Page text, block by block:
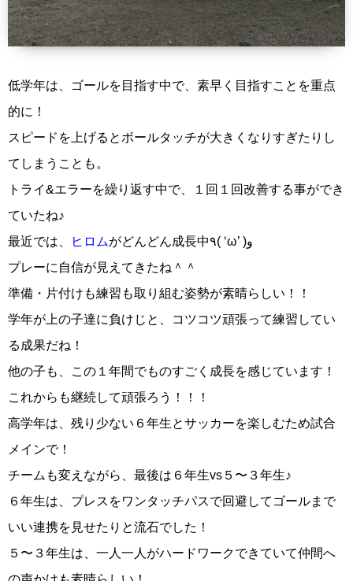
低学年は、ゴールを目指す中で、素早く目指すことを重点
的に！
スピードを上げるとボールタッチが大きくなりすぎたりし
てしまうことも。
トライ&エラーを繰り返す中で、１回１回改善する事ができ
ていたね♪
最近では、
ヒロム
がどんどん成長中٩( ‘ω’ )و
プレーに自信が見えてきたね＾＾
準備・片付けも練習も取り組む姿勢が素晴らしい！！
学年が上の子達に負けじと、コツコツ頑張って練習してい
る成果だね！
他の子も、この１年間でものすごく成長を感じています！
これからも継続して頑張ろう！！！
高学年は、残り少ない６年生とサッカーを楽しむため試合
メインで！
チームも変えながら、最後は６年生vs５〜３年生♪
６年生は、プレスをワンタッチパスで回避してゴールまで
いい連携を見せたりと流石でした！
５〜３年生は、一人一人がハードワークできていて仲間へ